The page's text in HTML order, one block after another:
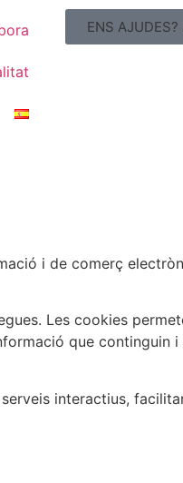
ENS
i de comerç
Les cookies
que continguin
interactius,